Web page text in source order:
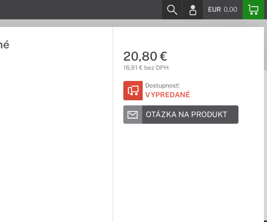
EUR 0,00
20,80 €
16,91 € bez DPH
Dostupnosť:
VYPREDANÉ
OTÁZKA NA PRODUKT